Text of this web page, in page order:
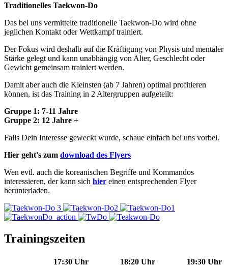
Traditionelles Taekwon-Do
Das bei uns vermittelte traditionelle Taekwon-Do wird ohne
jeglichen Kontakt oder Wettkampf trainiert.
Der Fokus wird deshalb auf die Kräftigung von Physis und mentaler
Stärke gelegt und kann unabhängig von Alter, Geschlecht oder
Gewicht gemeinsam trainiert werden.
Damit aber auch die Kleinsten (ab 7 Jahren) optimal profitieren
können, ist das Training in 2 Altergruppen aufgeteilt:
Gruppe 1: 7-11 Jahre
Gruppe 2: 12 Jahre +
Falls Dein Interesse geweckt wurde, schaue einfach bei uns vorbei.
Hier geht's zum download des Flyers
Wen evtl. auch die koreanischen Begriffe und Kommandos
interessieren, der kann sich hier einen entsprechenden Flyer
herunterladen.
Trainingszeiten
17:30 Uhr 18:20 Uhr 19:30 Uhr